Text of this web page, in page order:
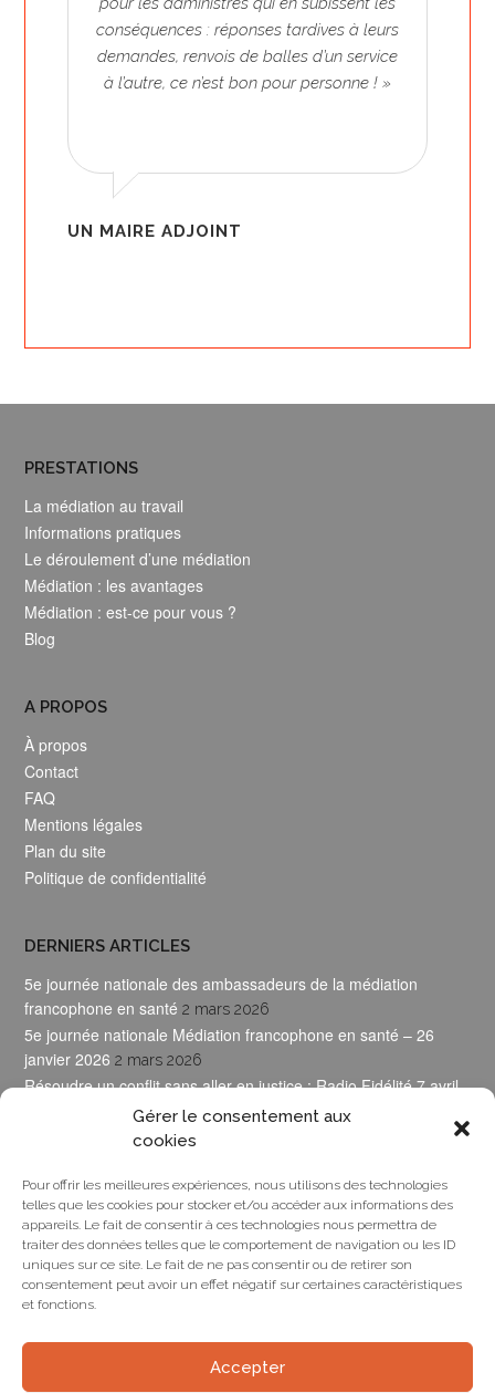
Gérer le consentement aux
cookies
Pour offrir les meilleures expériences, nous utilisons des technologies
telles que les cookies pour stocker et/ou accéder aux informations des
appareils. Le fait de consentir à ces technologies nous permettra de
traiter des données telles que le comportement de navigation ou les ID
uniques sur ce site. Le fait de ne pas consentir ou de retirer son
consentement peut avoir un effet négatif sur certaines caractéristiques
et fonctions.
Accepter
conséquences : réponses tardives à leurs
demandes, renvois de balles d’un service
à l’autre, ce n’est bon pour personne ! »
UN MAIRE ADJOINT
PRESTATIONS
La médiation au travail
Informations pratiques
Le déroulement d’une médiation
Médiation : les avantages
Médiation : est-ce pour vous ?
Blog
A PROPOS
À propos
Contact
FAQ
Mentions légales
Plan du site
Politique de confidentialité
DERNIERS ARTICLES
5e journée nationale des ambassadeurs de la médiation
francophone en santé 2 mars 2026
5e journée nationale Médiation francophone en santé – 26
janvier 2026 2 mars 2026
Résoudre un conflit sans aller en justice : Radio Fidélité 7 avril
17 avril 2025
SUIVEZ-MOI SUR LINKEDIN